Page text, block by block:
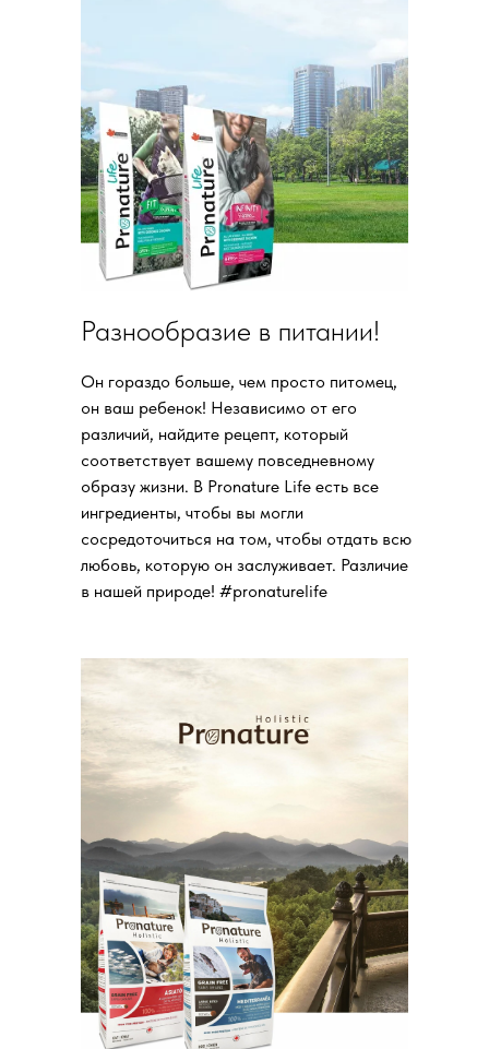
Разнообразие в питании!
Он гораздо больше, чем просто питомец,
он ваш ребенок! Независимо от его
различий, найдите рецепт, который
соответствует вашему повседневному
образу жизни. В Pronature Life есть все
ингредиенты, чтобы вы могли
сосредоточиться на том, чтобы отдать всю
любовь, которую он заслуживает. Различие
в нашей природе! #pronaturelife